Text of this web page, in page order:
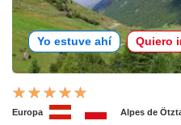
Yo estuve ahí Quiero
Europa Alpes de